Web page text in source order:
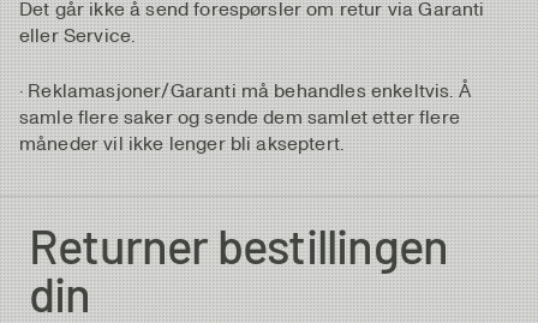
Det går ikke å send forespørsler om retur via Garanti
eller Service.
· Reklamasjoner/Garanti må behandles enkeltvis. Å
samle flere saker og sende dem samlet etter flere
måneder vil ikke lenger bli akseptert.
Returner bestillingen
din